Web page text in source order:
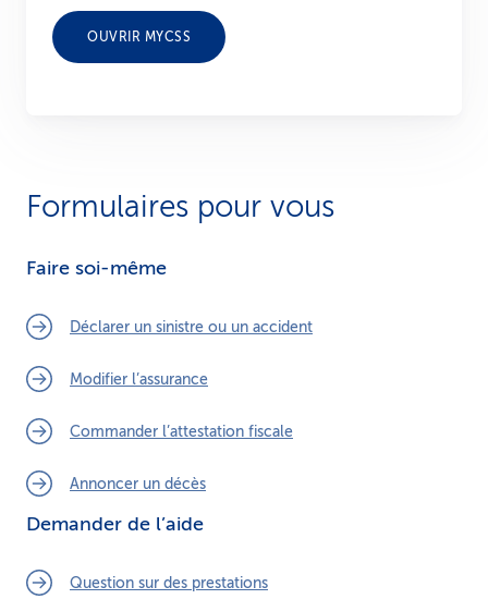
OUVRIR MYCSS
Formulaires pour vous
Faire soi-même
Déclarer un sinistre ou un accident
Modifier l’assurance
Commander l’attestation fiscale
Annoncer un décès
Demander de l’aide
Question sur des prestations